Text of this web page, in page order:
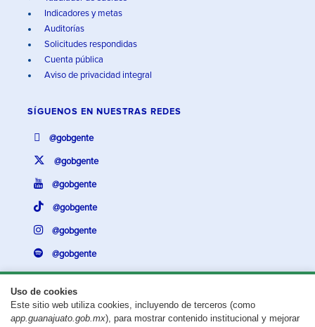
Uso de cookies
Este sitio web utiliza cookies, incluyendo de terceros (como
app.guanajuato.gob.mx), para mostrar contenido institucional y mejorar
Indicadores y metas
Auditorías
Solicitudes respondidas
Cuenta pública
Aviso de privacidad integral
SÍGUENOS EN NUESTRAS REDES
@gobgente
@gobgente
@gobgente
@gobgente
@gobgente
@gobgente
¿Existe algún problema con esta página?Repórtalo aquí.